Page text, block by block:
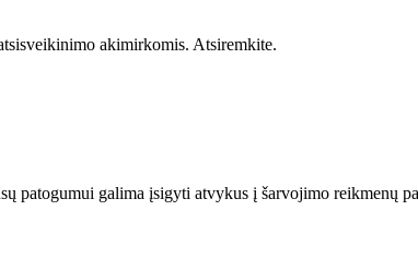
akimirkomis. Atsiremkite.
patogumui galima įsigyti atvykus į šarvojimo reikmenų